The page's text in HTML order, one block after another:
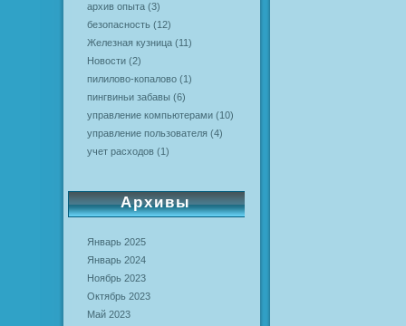
архив опыта (3)
безопасность (12)
Железная кузница (11)
Новости (2)
пилилово-копалово (1)
пингвиньи забавы (6)
управление компьютерами (10)
управление пользователя (4)
учет расходов (1)
Архивы
Январь 2025
Январь 2024
Ноябрь 2023
Октябрь 2023
Май 2023